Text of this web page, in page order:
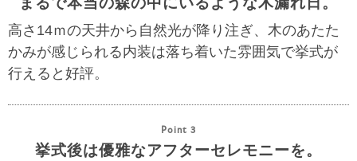
高さ14ｍの天井から自然光が降り注ぎ、木のあたた
かみが感じられる内装は落ち着いた雰囲気で挙式が
行えると好評。ㅤㅤㅤㅤㅤㅤㅤㅤㅤㅤㅤㅤ
Point 3
挙式後は優雅なアフターセレモニーを。